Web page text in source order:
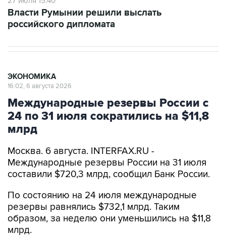
Власти Румынии решили выслать
российского дипломата
ЭКОНОМИКА
16:02, 6 августа 2026
Международные резервы России с
24 по 31 июля сократились на $11,8
млрд
Москва. 6 августа. INTERFAX.RU -
Международные резервы России на 31 июля
составили $720,3 млрд, сообщил Банк России.
По состоянию на 24 июля международные
резервы равнялись $732,1 млрд. Таким
образом, за неделю они уменьшились на $11,8
млрд.